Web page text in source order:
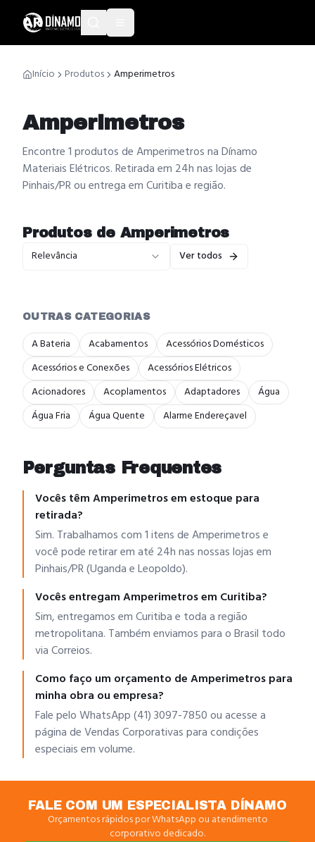
Início Produtos Amperimetros
Amperimetros
Encontre 1 produtos de Amperimetros na Dínamo
Materiais Elétricos. Retirada em 24h nas lojas de
Pinhais/PR ou entrega em Curitiba e região.
Produtos de Amperimetros
Relevância Ver todos
OUTRAS CATEGORIAS
A Bateria Acabamentos
Acessórios Domésticos
Acessórios e Conexões
Acessórios Elétricos
Acionadores
Acoplamentos Adaptadores
Água
Água Fria
Água Quente Alarme Endereçavel
Perguntas Frequentes
Vocês têm Amperimetros em estoque para
retirada?
Sim. Trabalhamos com 1 itens de Amperimetros e
você pode retirar em até 24h nas nossas lojas em
Pinhais/PR (Uganda e Leopoldo).
Vocês entregam Amperimetros em Curitiba?
Sim, entregamos em Curitiba e toda a região
metropolitana. Também enviamos para o Brasil todo
via Correios.
Como faço um orçamento de Amperimetros para
minha obra ou empresa?
Fale pelo WhatsApp (41) 3097-7850 ou acesse a
página de Vendas Corporativas para condições
especiais em volume.
FALE COM UM ESPECIALISTA DÍNAMO
Orçamentos rápidos por WhatsApp ou atendimento
corporativo dedicado.